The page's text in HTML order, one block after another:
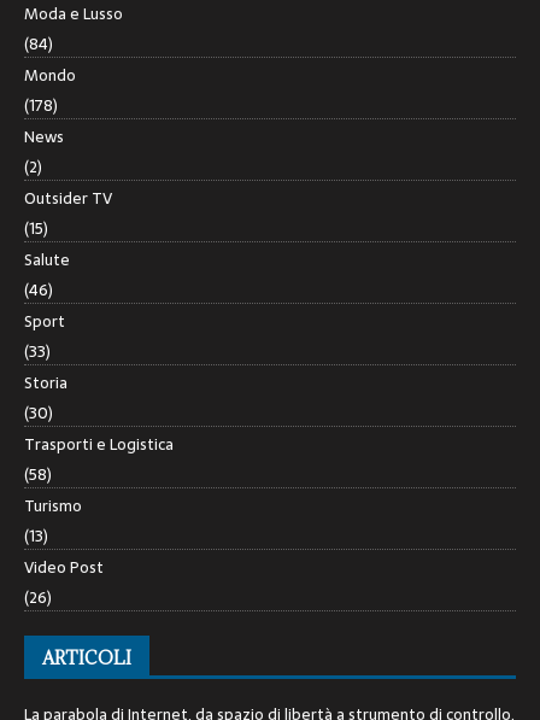
Moda e Lusso
(84)
Mondo
(178)
News
(2)
Outsider TV
(15)
Salute
(46)
Sport
(33)
Storia
(30)
Trasporti e Logistica
(58)
Turismo
(13)
Video Post
(26)
ARTICOLI